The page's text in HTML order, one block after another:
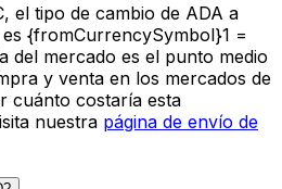
el tipo de cambio de ADA a
{fromCurrencySymbol}1 =
y venta en los mercados de
cuánto costaría esta
nuestra página de envío de